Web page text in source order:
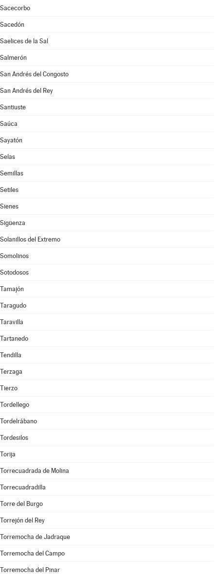
Sacecorbo
Sacedón
Saelices de la Sal
Salmerón
San Andrés del Congosto
San Andrés del Rey
Santiuste
Saúca
Sayatón
Selas
Semillas
Setiles
Sienes
Sigüenza
Solanillos del Extremo
Somolinos
Sotodosos
Tamajón
Taragudo
Taravilla
Tartanedo
Tendilla
Terzaga
Tierzo
Tordellego
Tordelrábano
Tordesilos
Torija
Torrecuadrada de Molina
Torrecuadradilla
Torre del Burgo
Torrejón del Rey
Torremocha de Jadraque
Torremocha del Campo
Torremocha del Pinar